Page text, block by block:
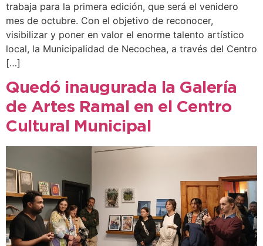
trabaja para la primera edición, que será el venidero
mes de octubre. Con el objetivo de reconocer,
visibilizar y poner en valor el enorme talento artístico
local, la Municipalidad de Necochea, a través del Centro
[…]
Quedó inaugurada la Galería
de Artes Ramal en el Centro
Cultural Municipal